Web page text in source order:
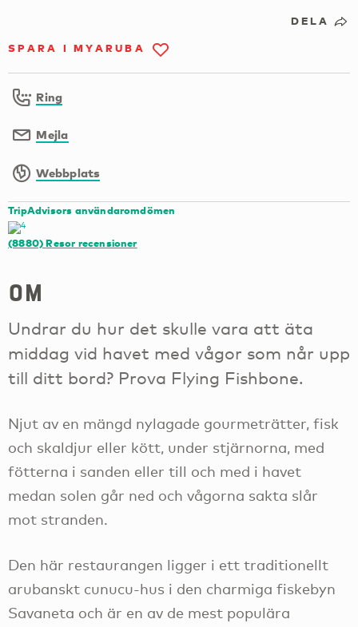
DELA
SPARA I MYARUBA
Ring
Mejla
Webbplats
TripAdvisors användaromdömen
(8880)Resor recensioner
om
Undrar du hur det skulle vara att äta
middag vid havet med vågor som når upp
till ditt bord? Prova Flying Fishbone.
Njut av en mängd nylagade gourmeträtter, fisk
och skaldjur eller kött, under stjärnorna, med
fötterna i sanden eller till och med i havet
medan solen går ned och vågorna sakta slår
mot stranden.
Den här restaurangen ligger i ett traditionellt
arubanskt cunucu-hus i den charmiga fiskebyn
Savaneta och är en av de mest populära